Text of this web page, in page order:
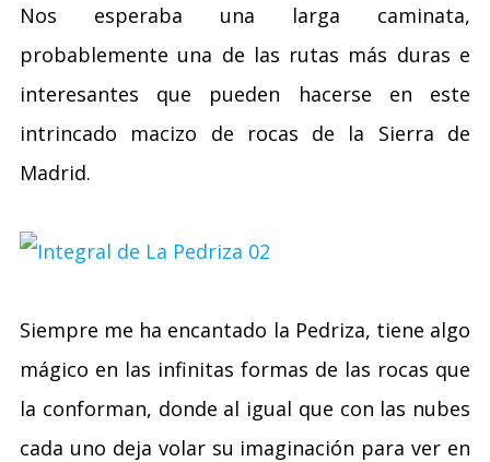
Nos esperaba una larga caminata,
probablemente una de las rutas más duras e
interesantes que pueden hacerse en este
intrincado macizo de rocas de la Sierra de
Madrid.
Siempre me ha encantado la Pedriza, tiene algo
mágico en las infinitas formas de las rocas que
la conforman, donde al igual que con las nubes
cada uno deja volar su imaginación para ver en